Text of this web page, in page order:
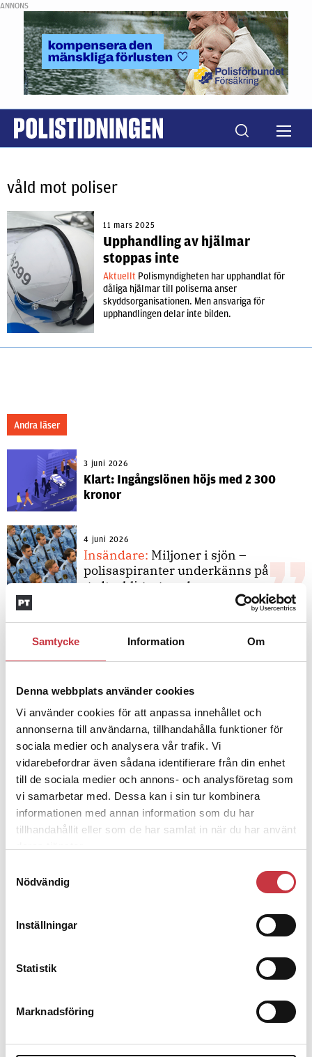
Samtycke Information Om
Denna webbplats använder cookies
Vi använder cookies för att anpassa innehållet och
annonserna till användarna, tillhandahålla funktioner för
sociala medier och analysera vår trafik. Vi
vidarebefordrar även sådana identifierare från din enhet
till de sociala medier och annons- och analysföretag som
vi samarbetar med. Dessa kan i sin tur kombinera
informationen med annan information som du har
tillhandahållit eller som de har samlat in när du har använt
Nödvändig
Inställningar
Statistik
Marknadsföring
ANNONS
våld mot poliser
11 mars 2025
Upphandling av hjälmar
stoppas inte
Aktuellt Polismyndigheten har upphandlat för
dåliga hjälmar till poliserna anser
skyddsorganisationen. Men ansvariga för
upphandlingen delar inte bilden.
Andra läser
3 juni 2026
Klart: Ingångslönen höjs med 2 300
kronor
4 juni 2026
Insändare: Miljoner i sjön –
polisaspiranter underkänns på
godtyckliga grunder
Polisregionen erkänner fel: ”Kommer
att rättas till”
bakbinder polisen